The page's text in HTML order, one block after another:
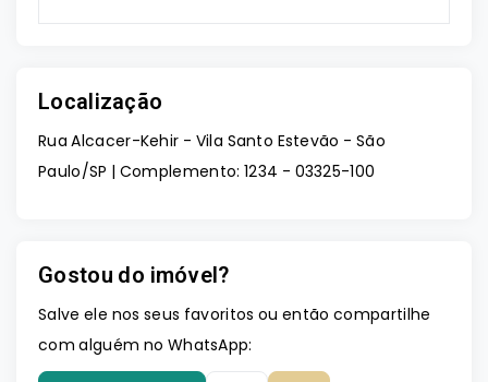
Localização
Rua Alcacer-Kehir - Vila Santo Estevão - São
Paulo/SP | Complemento: 1234 - 03325-100
Gostou do imóvel?
Salve ele nos seus favoritos ou então compartilhe
com alguém no WhatsApp: